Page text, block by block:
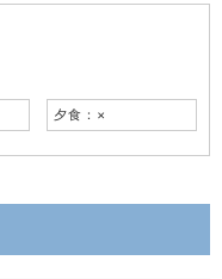
夕食：×